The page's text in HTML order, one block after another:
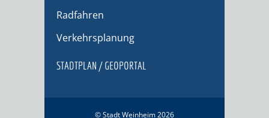
Radfahren
Verkehrsplanung
STADTPLAN / GEOPORTAL
© Stadt Weinheim 2026